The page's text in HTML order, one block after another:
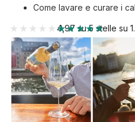
Come lavare e curare i
★★★★★ ★★★★★
4,97 su 5 stelle su